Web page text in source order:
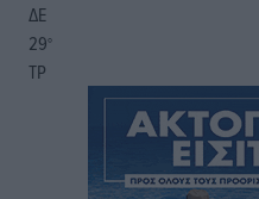
ΔΕ
29°
ΤΡ